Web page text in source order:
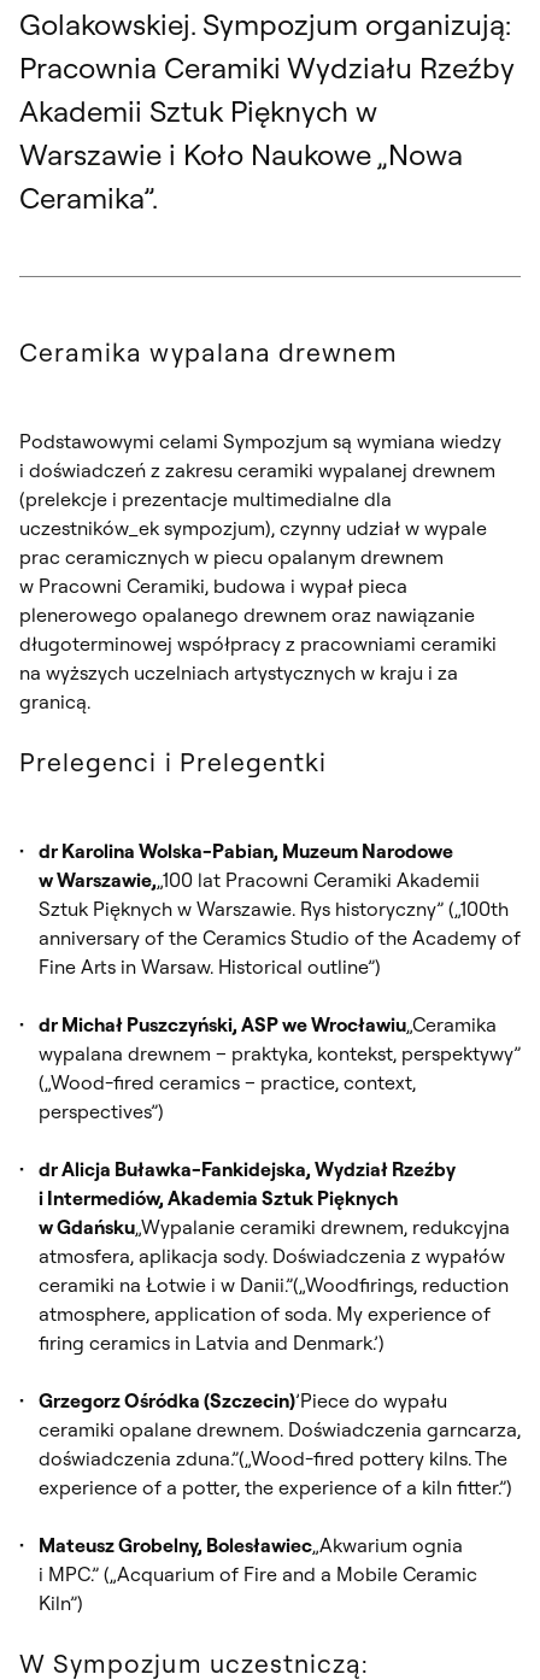
Golakowskiej. Sympozjum organizują:
Pracownia Ceramiki Wydziału Rzeźby
Akademii Sztuk Pięknych w
Warszawie i Koło Naukowe „Nowa
Ceramika”.
Ceramika wypalana drewnem
Podstawowymi celami Sympozjum są wymiana wiedzy
i doświadczeń z zakresu ceramiki wypalanej drewnem
(prelekcje i prezentacje multimedialne dla
uczestników_ek sympozjum), czynny udział w wypale
prac ceramicznych w piecu opalanym drewnem
w Pracowni Ceramiki, budowa i wypał pieca
plenerowego opalanego drewnem oraz nawiązanie
długoterminowej współpracy z pracowniami ceramiki
na wyższych uczelniach artystycznych w kraju i za
granicą.
Prelegenci i Prelegentki
dr Karolina Wolska-Pabian, Muzeum Narodowe
w Warszawie,„100 lat Pracowni Ceramiki Akademii
Sztuk Pięknych w Warszawie. Rys historyczny” („100th
anniversary of the Ceramics Studio of the Academy of
Fine Arts in Warsaw. Historical outline”)
dr Michał Puszczyński, ASP we Wrocławiu„Ceramika
wypalana drewnem – praktyka, kontekst, perspektywy”
(„Wood-fired ceramics – practice, context,
perspectives”)
dr Alicja Buławka-Fankidejska, Wydział Rzeźby
i Intermediów, Akademia Sztuk Pięknych
w Gdańsku„Wypalanie ceramiki drewnem, redukcyjna
atmosfera, aplikacja sody. Doświadczenia z wypałów
ceramiki na Łotwie i w Danii.”(„Woodfirings, reduction
atmosphere, application of soda. My experience of
firing ceramics in Latvia and Denmark.’)
Grzegorz Ośródka (Szczecin)’Piece do wypału
ceramiki opalane drewnem. Doświadczenia garncarza,
doświadczenia zduna.”(„Wood-fired pottery kilns. The
experience of a potter, the experience of a kiln fitter.”)
Mateusz Grobelny, Bolesławiec„Akwarium ognia
i MPC.” („Acquarium of Fire and a Mobile Ceramic
Kiln”)
W Sympozjum uczestniczą: